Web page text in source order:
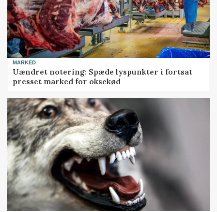
MARKED
Uændret notering: Spæde lyspunkter i fortsat
presset marked for oksekød